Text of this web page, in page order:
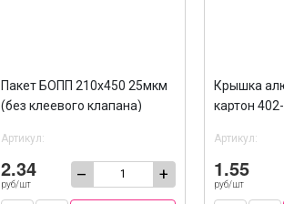
Пакет БОПП 210х450 25мкм
(без клеевого клапана)
Артикул:
2.34
руб/шт
– +
Крышка
картон
Артикул:
1.55
руб/шт